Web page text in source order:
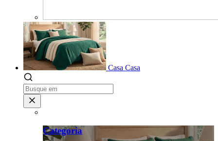
Casa Casa
Categoria